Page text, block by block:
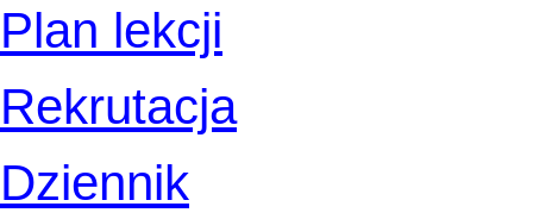
Plan lekcji
Rekrutacja
Dziennik